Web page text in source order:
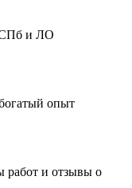
СПб и ЛО
опыт
работ и отзывы о